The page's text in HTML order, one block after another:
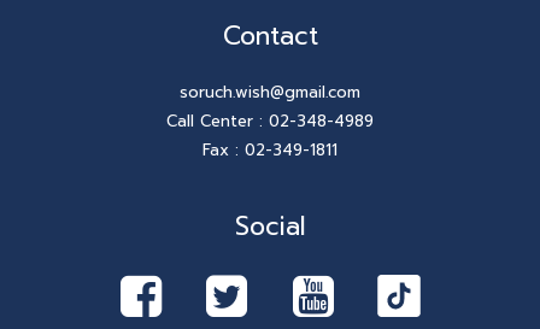
Contact
soruch.wish@gmail.com
Call Center : 02-348-4989
Fax : 02-349-1811
Social